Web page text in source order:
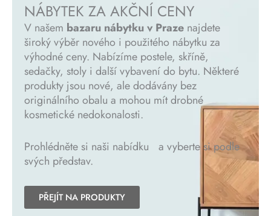
NÁBYTEK ZA AKČNÍ CENY
V našem bazaru nábytku v Praze najdete
široký výběr nového i použitého nábytku za
výhodné ceny. Nabízíme postele, skříně,
sedačky, stoly i další vybavení do bytu. Některé
produkty jsou nové, ale dodávány bez
originálního obalu a mohou mít drobné
kosmetické nedokonalosti.
Prohlédněte si naši nabídku a vyberte si podle
svých představ.
PŘEJÍT NA PRODUKTY